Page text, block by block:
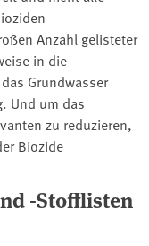
Anzahl gelisteter
in die
Grundwasser
Und um das
zu reduzieren,
Biozide
-Stofflisten